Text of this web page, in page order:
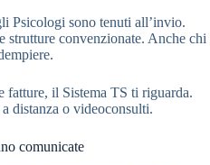
Psicologi sono tenuti all’invio.
strutture convenzionate. Anche chi
fatture, il Sistema TS ti riguarda.
distanza o videoconsulti.
comunicate